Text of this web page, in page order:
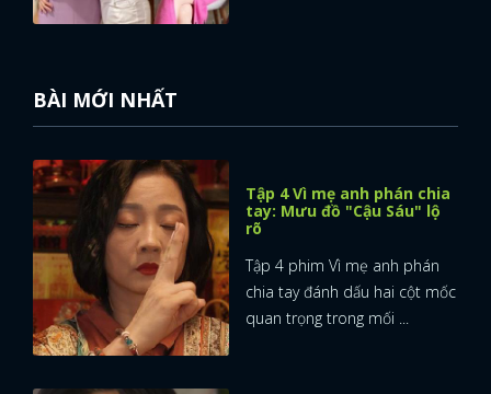
BÀI MỚI NHẤT
Tập 4 Vì mẹ anh phán chia
tay: Mưu đồ "Cậu Sáu" lộ
rõ
Tập 4 phim Vì mẹ anh phán
chia tay đánh dấu hai cột mốc
quan trọng trong mối ...